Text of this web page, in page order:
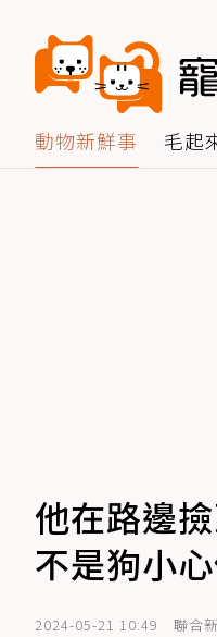
動物新鮮事 毛起
他在路邊
不是狗小
2024-05-21 10:49 聯合